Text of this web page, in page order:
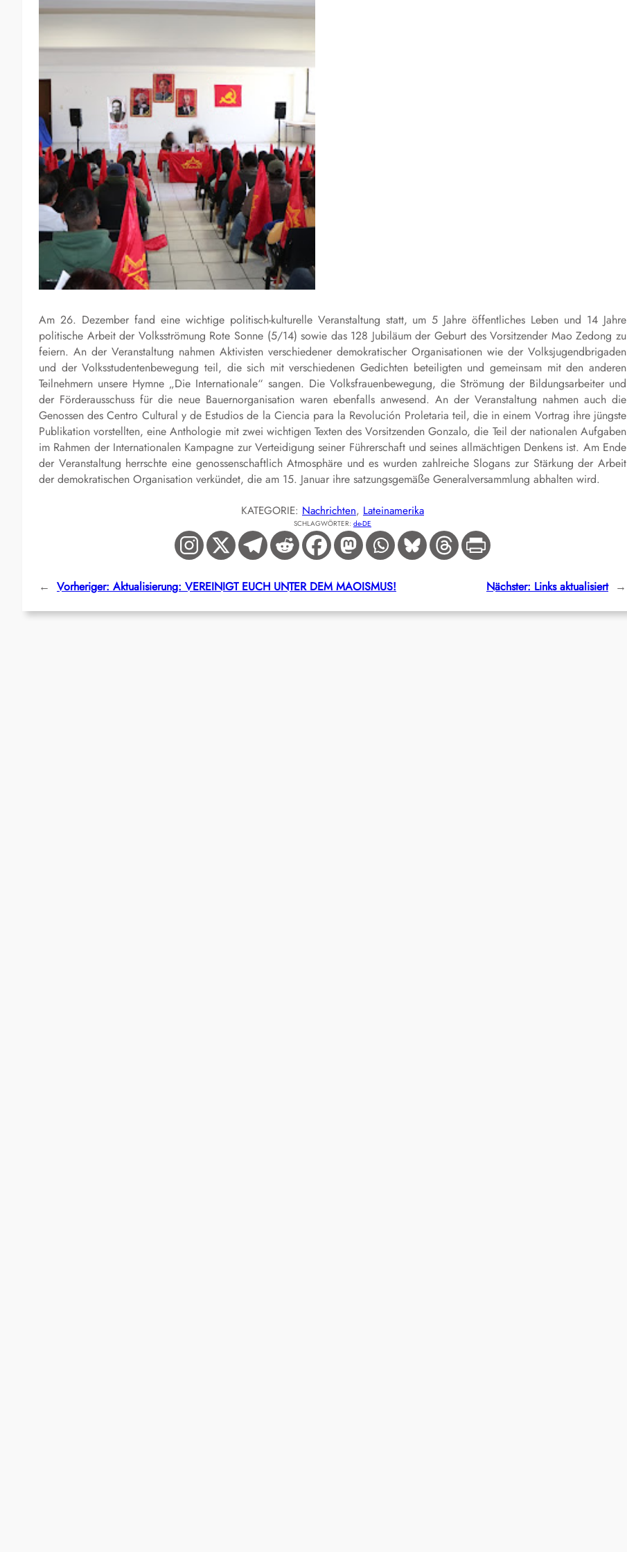
Am 26. Dezember fand eine wichtige politisch-kulturelle Veranstaltung statt, um 5 Jahre öffentliches Leben und 14 Jahre
politische Arbeit der Volksströmung Rote Sonne (5/14) sowie das 128 Jubiläum der Geburt des Vorsitzender Mao Zedong zu
feiern. An der Veranstaltung nahmen Aktivisten verschiedener demokratischer Organisationen wie der Volksjugendbrigaden
und der Volksstudentenbewegung teil, die sich mit verschiedenen Gedichten beteiligten und gemeinsam mit den anderen
Teilnehmern unsere Hymne „Die Internationale“ sangen. Die Volksfrauenbewegung, die Strömung der Bildungsarbeiter und
der Förderausschuss für die neue Bauernorganisation waren ebenfalls anwesend. An der Veranstaltung nahmen auch die
Genossen des Centro Cultural y de Estudios de la Ciencia para la Revolución Proletaria teil, die in einem Vortrag ihre jüngste
Publikation vorstellten, eine Anthologie mit zwei wichtigen Texten des Vorsitzenden Gonzalo, die Teil der nationalen Aufgaben
im Rahmen der Internationalen Kampagne zur Verteidigung seiner Führerschaft und seines allmächtigen Denkens ist. Am Ende
der Veranstaltung herrschte eine genossenschaftlich Atmosphäre und es wurden zahlreiche Slogans zur Stärkung der Arbeit
der demokratischen Organisation verkündet, die am 15. Januar ihre satzungsgemäße Generalversammlung abhalten wird.
KATEGORIE: Nachrichten, Lateinamerika
SCHLAGWÖRTER: de-DE
← Vorheriger: Aktualisierung: VEREINIGT EUCH UNTER DEM MAOISMUS! Nächster: Links aktualisiert →